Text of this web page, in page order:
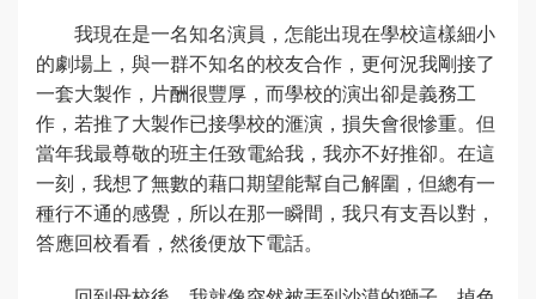
我現在是一名知名演員，怎能出現在學校這樣細小
的劇場上，與一群不知名的校友合作，更何況我剛接了
一套大製作，片酬很豐厚，而學校的演出卻是義務工
作，若推了大製作已接學校的滙演，損失會很慘重。但
當年我最尊敬的班主任致電給我，我亦不好推卻。在這
一刻，我想了無數的藉口期望能幫自己解圍，但總有一
種行不通的感覺，所以在那一瞬間，我只有支吾以對，
答應回校看看，然後便放下電話。